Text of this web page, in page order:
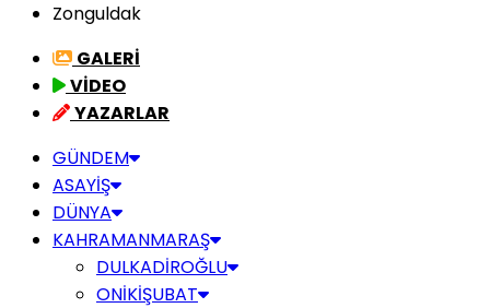
Zonguldak
GALERİ
VİDEO
YAZARLAR
GÜNDEM
ASAYİŞ
DÜNYA
KAHRAMANMARAŞ
DULKADİROĞLU
ONİKİŞUBAT